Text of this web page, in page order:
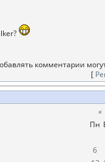
комментарии
[
«
Пн
6